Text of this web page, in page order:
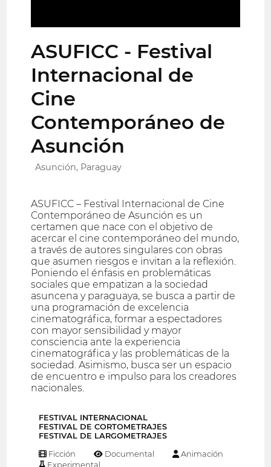
ASUFICC - Festival
Internacional de
Cine
Contemporáneo de
Asunción
Asunción, Paraguay
ASUFICC – Festival Internacional de Cine
Contemporáneo de Asunción es un
certamen que nace con el objetivo de
acercar el cine contemporáneo del mundo,
a través de autores singulares con obras
que asumen riesgos e invitan a la reflexión.
Poniendo el énfasis en problemáticas
sociales que empatizan a la sociedad
asuncena y paraguaya, se busca a partir de
una programación de excelencia
cinematográfica, formar a espectadores
con mayor sensibilidad y mayor
consciencia ante la experiencia
cinematográfica y las problemáticas de la
sociedad. Asimismo, busca ser un espacio
de encuentro e impulso para los creadores
nacionales.
FESTIVAL INTERNACIONAL
FESTIVAL DE CORTOMETRAJES
FESTIVAL DE LARGOMETRAJES
Ficción Documental
Animación
Experimental